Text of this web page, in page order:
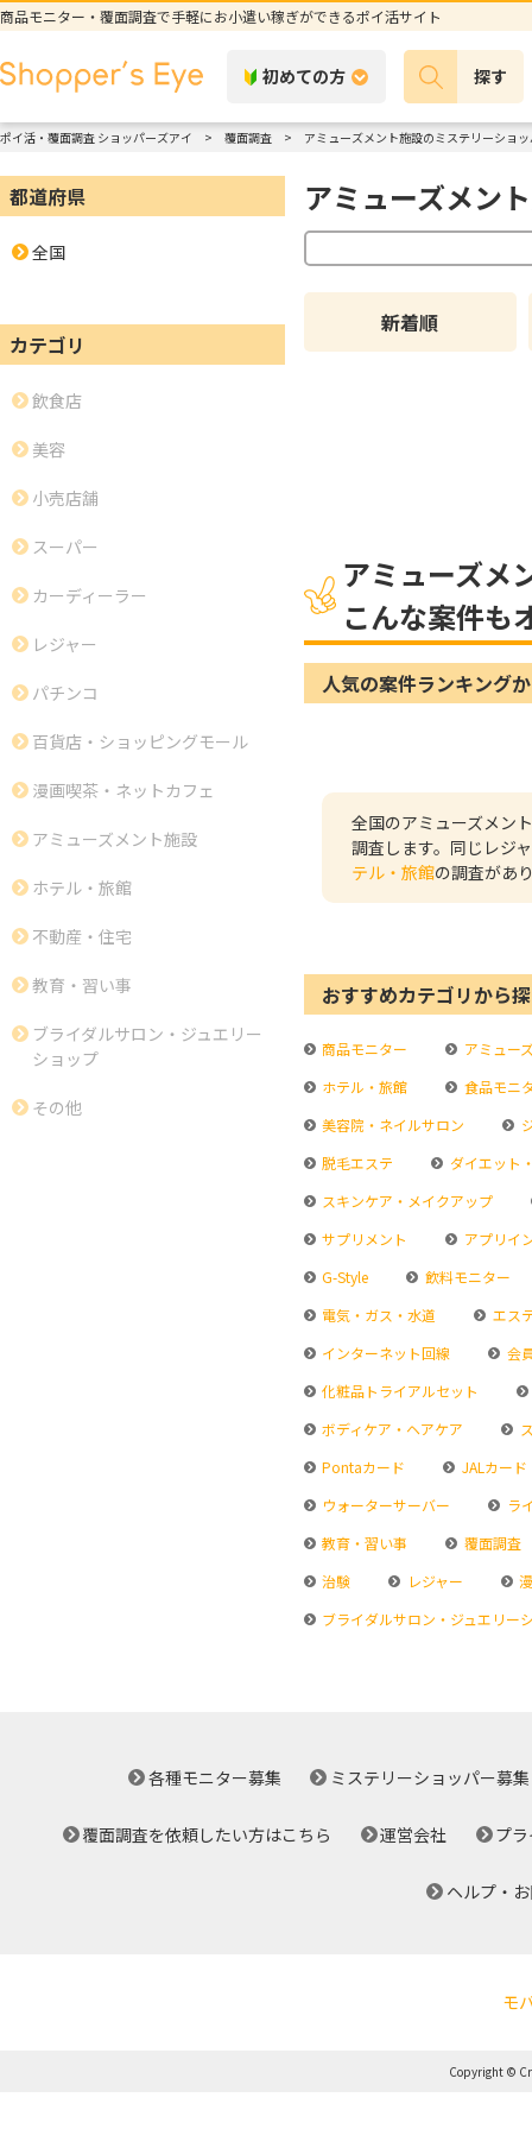
商品モニター・覆面調査で手軽にお小遣い稼ぎができるポイ活サイト
初めての方 探す
ポイ活・覆面調査 ショッパーズアイ 覆面調査 アミューズメント施設のミステリーショ
都道府県
全国
カテゴリ
飲食店
美容
小売店舗
スーパー
カーディーラー
レジャー
パチンコ
百貨店・ショッピングモール
漫画喫茶・ネットカフェ
アミューズメント施設
ホテル・旅館
不動産・住宅
教育・習い事
ブライダルサロン・ジュエリー
ショップ
その他
アミューズメン
新着順
アミューズメ
こんな案件も
人気の案件ランキング
全国のアミューズメン
調査します。同じレジ
テル・旅館の調査があ
おすすめカテゴリから
商品モニター
アミュー
ホテル・旅館
食品モニ
美容院・ネイルサロン
脱毛エステ
ダイエット
スキンケア・メイクアップ
サプリメント
アプリイ
G-Style
飲料モニター
電気・ガス・水道
エス
インターネット回線
会
化粧品トライアルセット
ボディケア・ヘアケア
Pontaカード
JALカード
ウォーターサーバー
ラ
教育・習い事
覆面調査
治験
レジャー
ブライダルサロン・ジュエリー
各種モニター募集 ミステリーショッパー募集
覆面調査を依頼したい方はこちら 運営会社 プ
ヘルプ・
モ
Copyright ©